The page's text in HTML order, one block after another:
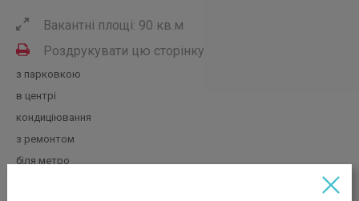
Вакантні площі: 90 кв.м
Роздрукувати цю сторінку
з парковкою
в центрі
кондиціювання
з ремонтом
біля метро